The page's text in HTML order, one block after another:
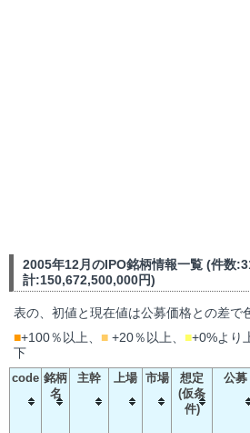
2005年12月のIPO銘柄情報一覧 (件数
計:150,672,500,000円)
表の、初値と現在値は公募価格との差で
■+100％以上、 ■ +20％以上、 ■+0%より
下
code 銘柄
名
主幹 上場 市場
想定
(仮条
件)
公募